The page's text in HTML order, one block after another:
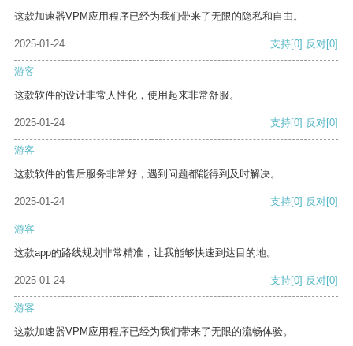
这款加速器VPM应用程序已经为我们带来了无限的隐私和自由。
2025-01-24 支持[0] 反对[0]
游客
这款软件的设计非常人性化，使用起来非常舒服。
2025-01-24 支持[0] 反对[0]
游客
这款软件的售后服务非常好，遇到问题都能得到及时解决。
2025-01-24 支持[0] 反对[0]
游客
这款app的路线规划非常精准，让我能够快速到达目的地。
2025-01-24 支持[0] 反对[0]
游客
这款加速器VPM应用程序已经为我们带来了无限的流畅体验。